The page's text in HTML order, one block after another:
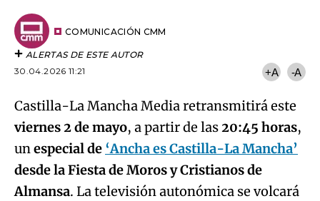
COMUNICACIÓN CMM
ALERTAS DE ESTE AUTOR
30.04.2026 11:21
+A -A
Castilla-La Mancha Media retransmitirá este
viernes 2 de mayo, a partir de las20:45 horas,
unespecial de ‘Ancha es Castilla-La Mancha’
desde la Fiesta de Moros y Cristianos de
Almansa. La televisión autonómica se volcará